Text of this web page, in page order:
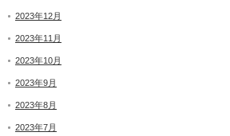
2023年12月
2023年11月
2023年10月
2023年9月
2023年8月
2023年7月